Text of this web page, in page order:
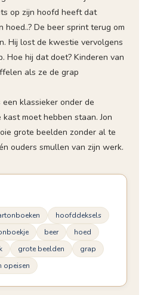
op zijn hoofd heeft dat
De beer sprint terug om
Hij lost de kwestie vervolgens
Hoe hij dat doet? Kinderen van
als ze de grap
een klassieker onder de
moet hebben staan. Jon
grote beelden zonder al te
ouders smullen van zijn werk.
hoofddeksels
beer
hoed
grote beelden
grap
opeisen